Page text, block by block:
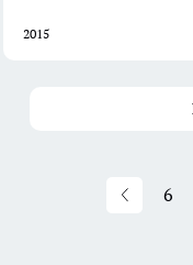
2015
6